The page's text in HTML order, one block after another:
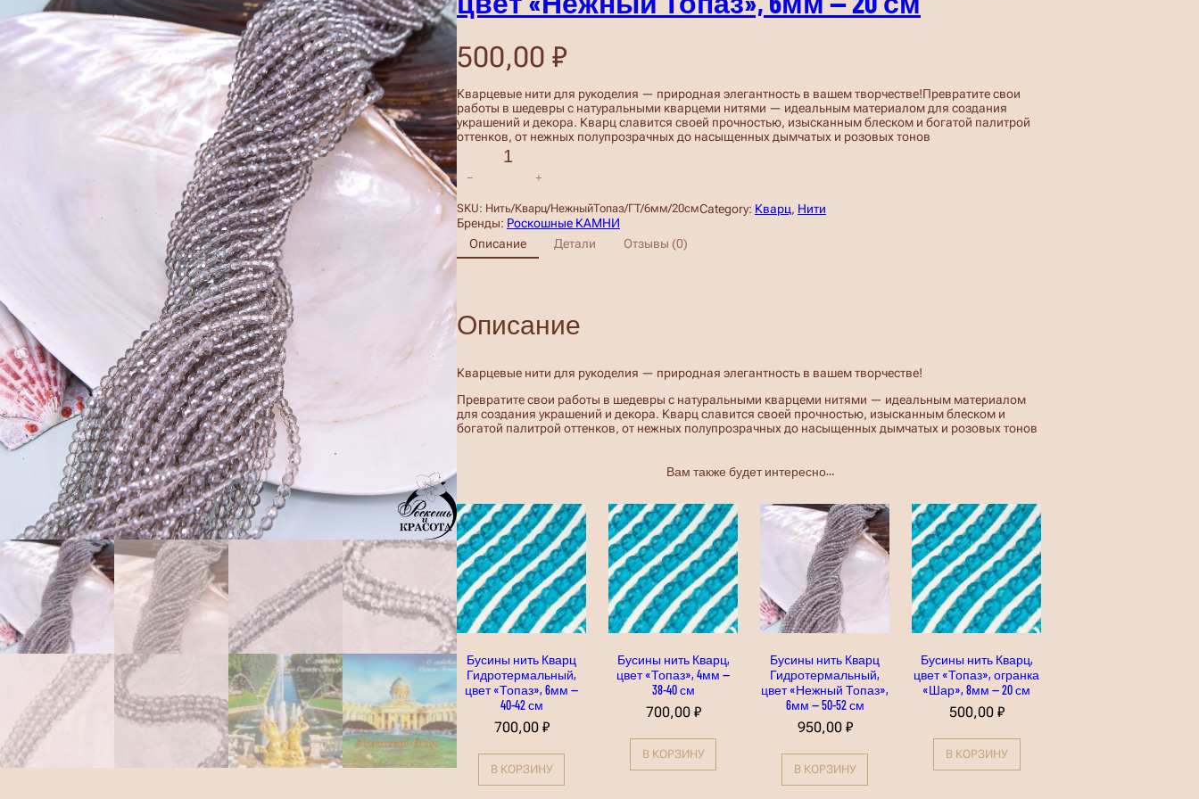
500,00 ₽
Кварцевые нити для рукоделия — природная элегантность в вашем творчестве!Превратите свои
работы в шедевры с натуральными кварцеми нитями — идеальным материалом для создания
украшений и декора. Кварц славится своей прочностью, изысканным блеском и богатой палитрой
оттенков, от нежных полупрозрачных до насыщенных дымчатых и розовых тонов
К
о
л
и
ч
т
о
в
а
у
с
и
н
т
ь
К
в
а
р
ц
Г
и
д
р
о
т
е
р
м
а
л
− +
SKU: Нить/Кварц/НежныйТопаз/ГТ/6мм/20смCategory: Кварц, Нити
Бренды: Роскошные КАМНИ
Описание
Детали Отзывы (0)
Описание
Кварцевые нити для рукоделия — природная элегантность в вашем творчестве!
Превратите свои работы в шедевры с натуральными кварцеми нитями — идеальным материалом
для создания украшений и декора. Кварц славится своей прочностью, изысканным блеском и
богатой палитрой оттенков, от нежных полупрозрачных до насыщенных дымчатых и розовых тонов
Вам также будет интересно…
Бусины нить Кварц
Гидротермальный,
цвет «Топаз», 6мм —
40-42 см
700,00 ₽
В КОРЗИНУ
Бусины нить Кварц,
цвет «Топаз», 4мм —
38-40 см
700,00 ₽
В КОРЗИНУ
Бусины нить Кварц
Гидротермальный,
цвет «Нежный Топаз»,
6мм — 50-52 см
950,00 ₽
В КОРЗИНУ
Бусины нить Кварц,
цвет «Топаз», огранка
«Шар», 8мм — 20 см
500,00 ₽
В КОРЗИНУ